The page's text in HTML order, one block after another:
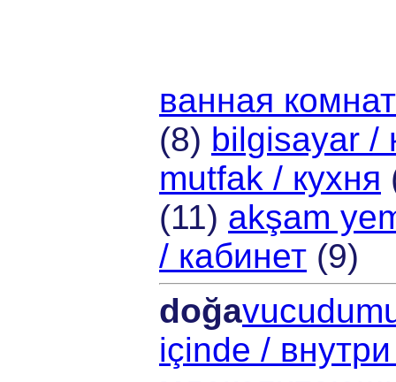
ванная
(8) bilgisayar /
mutfak / кухня
(11) akşam
/ кабинет (9)
doğa
içinde /